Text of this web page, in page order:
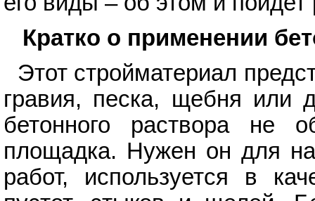
Кратко о применении
Этот стройматериал
гравия, песка, щебня или
бетонного раствора не
площадка. Нужен он для
работ, используется в